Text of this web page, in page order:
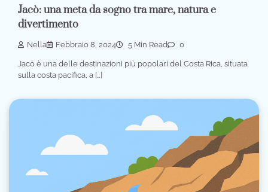
Jacò: una meta da sogno tra mare, natura e
divertimento
Nella Febbraio 8, 2024 5 Min Read 0
Jacò è una delle destinazioni più popolari del Costa Rica, situata
sulla costa pacifica, a […]